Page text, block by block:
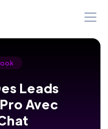
Leads
Avec